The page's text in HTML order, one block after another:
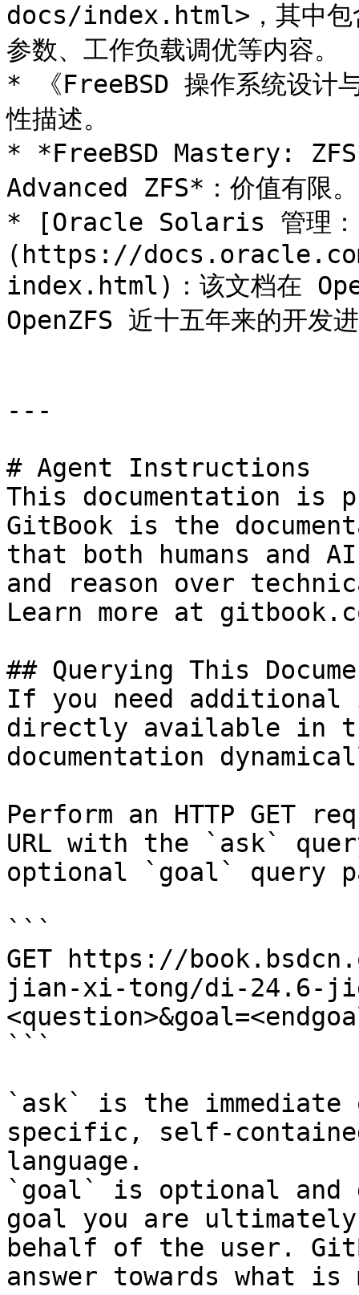
docs/index.html>，其中包
参数、工作负载调优等内容。
* 《FreeBSD 操作系统设计
性描述。
* *FreeBSD Mastery:
Advanced ZFS*：价值有限。
* [Oracle Solaris 管理：
(https://
index.html)：该文档在
OpenZFS 近十五年来的开发
---
# Agent Instructions
This documentation is
GitBook is the
that both humans and
and reason over
Learn more at
## Querying This
If you need
directly available in
documentation
Perform an HTTP GET
URL with the `ask`
optional `goal` query
```
GET https://
jian-xi-tong/di-24.6-
```
`ask` is the
specific, self-
language.
`goal` is optional and
goal you are
behalf of the user.
answer towards what